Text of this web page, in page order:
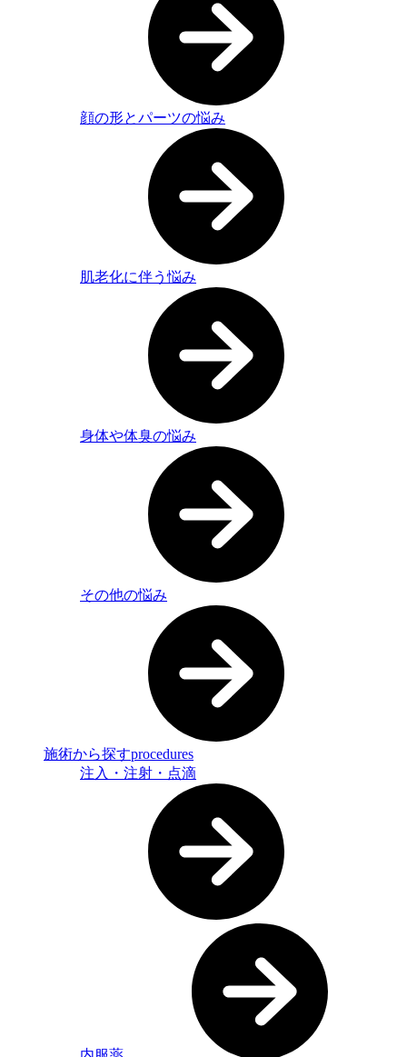
顔の形とパーツの悩み
肌老化に伴う悩み
身体や体臭の悩み
その他の悩み
施術から探すprocedures
注入・注射・点滴